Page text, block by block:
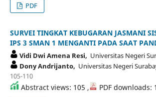
PDF
SURVEI TINGKAT KEBUGARAN JASMANI
IPS 3 SMAN 1 MENGANTI PADA SAAT
Vidi Dwi Amena Resi, Universitas Negeri
Dony Andrijanto, Universitas Negeri
105-110
Abstract views: 105 , PDF downloads: